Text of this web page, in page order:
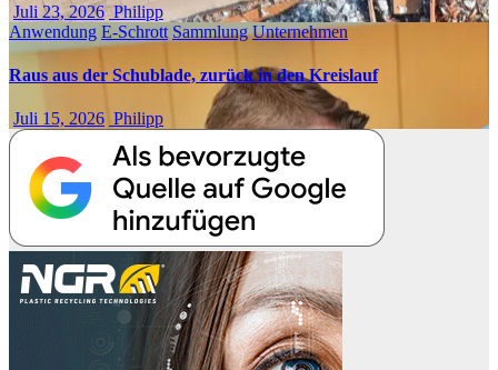
Juli 23, 2026 Philipp
Anwendung E-Schrott Sammlung Unternehmen
Raus aus der Schublade, zurück in den Kreislauf
Juli 15, 2026 Philipp